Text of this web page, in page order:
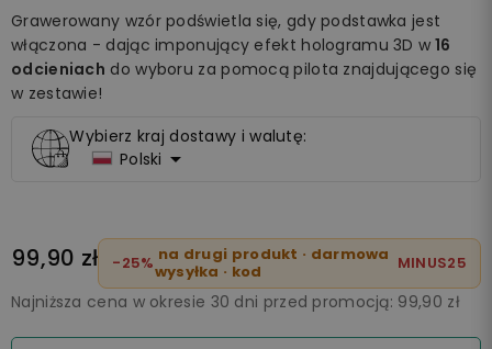
Grawerowany wzór podświetla się, gdy podstawka jest
włączona - dając imponujący efekt hologramu 3D w 16
odcieniach do wyboru za pomocą pilota znajdującego się
w zestawie!
Wybierz kraj dostawy i walutę:
Polski 
99,90 zł -25% na drugi produkt · darmowa
wysyłka · kod
MINUS25
Najniższa cena w okresie 30 dni przed promocją: 99,90 zł